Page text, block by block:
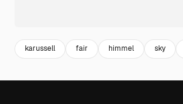
karussell fair himmel sky